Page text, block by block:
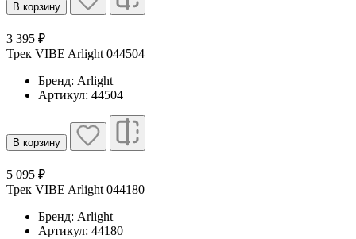
В корзину
3 395 ₽
Трек VIBE Arlight 044504
Бренд: Arlight
Артикул: 44504
В корзину
5 095 ₽
Трек VIBE Arlight 044180
Бренд: Arlight
Артикул: 44180